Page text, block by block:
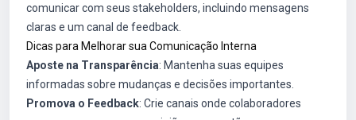
comunicar com seus stakeholders, incluindo mensagens
claras e um canal de feedback.
Dicas para Melhorar sua Comunicação Interna
Aposte na Transparência: Mantenha suas equipes
informadas sobre mudanças e decisões importantes.
Promova o Feedback: Crie canais onde colaboradores